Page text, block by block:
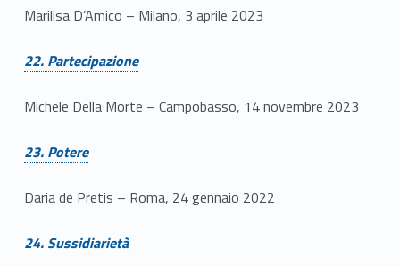
Marilisa D’Amico – Milano, 3 aprile 2023
Link identifier #identifier__183735-24
22. Partecipazione
Michele Della Morte – Campobasso, 14 novembre 2023
Link identifier #identifier__131860-25
23. Potere
Daria de Pretis – Roma, 24 gennaio 2022
Link identifier #identifier__104501-26
24. Sussidiarietà